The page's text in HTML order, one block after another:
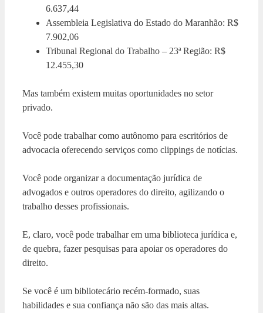
6.637,44
Assembleia Legislativa do Estado do Maranhão: R$
7.902,06
Tribunal Regional do Trabalho – 23ª Região: R$
12.455,30
Mas também existem muitas oportunidades no setor
privado.
Você pode trabalhar como autônomo para escritórios de
advocacia oferecendo serviços como clippings de notícias.
Você pode organizar a documentação jurídica de
advogados e outros operadores do direito, agilizando o
trabalho desses profissionais.
E, claro, você pode trabalhar em uma biblioteca jurídica e,
de quebra, fazer pesquisas para apoiar os operadores do
direito.
Se você é um bibliotecário recém-formado, suas
habilidades e sua confiança não são das mais altas.